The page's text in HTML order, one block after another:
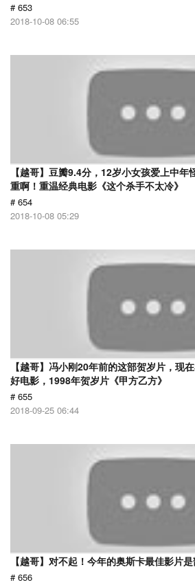
# 653
2018-10-08 06:55
【越哥】豆瓣9.4分，12岁小女孩爱上中年
重啊！重温经典电影《这个杀手不太冷》
# 654
2018-10-08 05:29
【越哥】冯小刚20年前的这部贺岁片，现
好电影，1998年贺岁片《甲方乙方》
# 655
2018-09-25 06:44
【越哥】对不起！今年的奥斯卡最佳影片
# 656